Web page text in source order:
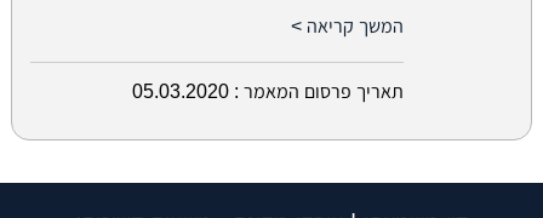
המשך קריאה >
תאריך פרסום המאמר : 05.03.2020